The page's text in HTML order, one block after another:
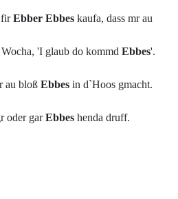
firEbber Ebbes kaufa, dass mr au
'I glaub do kommd Ebbes'.
au bloß Ebbes in d`Hoos gmacht.
oder garEbbes henda druff.